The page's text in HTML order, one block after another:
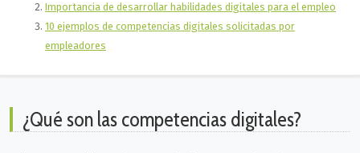
Importancia de desarrollar habilidades digitales para el empleo
10 ejemplos de competencias digitales solicitadas por
empleadores
¿Qué son las competencias digitales?